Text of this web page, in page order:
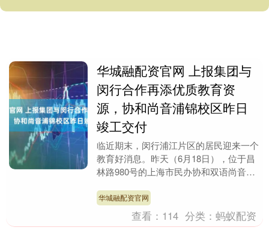
华城融配资官网 上报集团与
闵行合作再添优质教育资
源，协和尚音浦锦校区昨日
竣工交付
临近期末，闵行浦江片区的居民迎来一个
教育好消息。昨天（6月18日），位于昌
林路980号的上海市民办协和双语尚音学
付现场，闵行....
华城融配资官网
查看： 114 分类：蚂蚁配资